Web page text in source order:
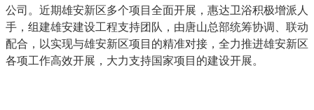
公司。近期雄安新区多个项目全面开展，惠达卫浴积极增派人
手，组建雄安建设工程支持团队，由唐山总部统筹协调、联动
配合，以实现与雄安新区项目的精准对接，全力推进雄安新区
各项工作高效开展，大力支持国家项目的建设开展。